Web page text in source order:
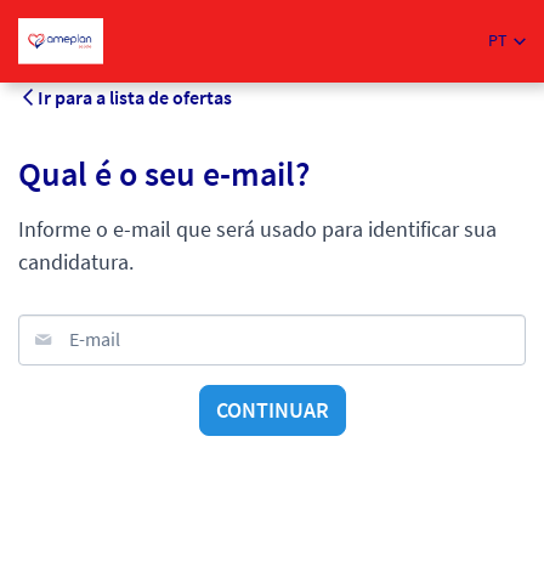
PT
Ir para a lista de ofertas
Qual é o seu e-mail?
Informe o e-mail que será usado para identificar sua
candidatura.
E-mail
CONTINUAR